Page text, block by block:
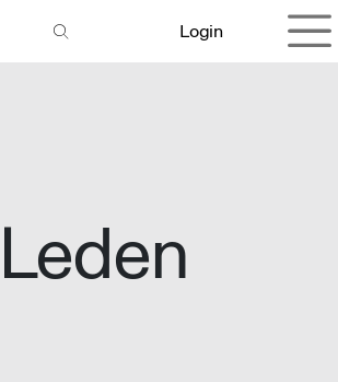
Login
Leden